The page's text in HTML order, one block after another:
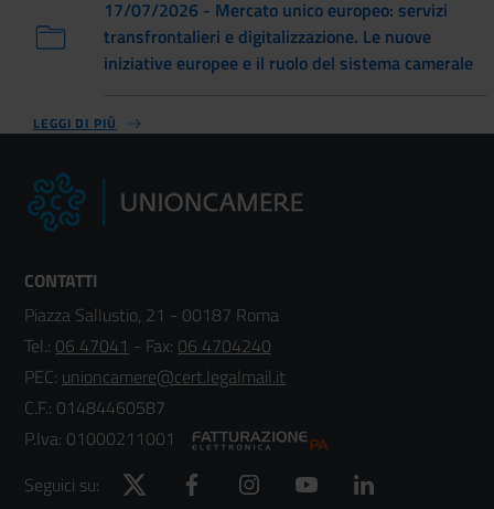
17/07/2026 - Mercato unico europeo: servizi
transfrontalieri e digitalizzazione. Le nuove
iniziative europee e il ruolo del sistema camerale
LEGGI DI PIÙ
CONTATTI
Piazza Sallustio, 21 - 00187 Roma
Tel.: 06 47041 - Fax: 06 4704240
PEC: unioncamere@cert.legalmail.it
C.F.: 01484460587
P.Iva: 01000211001
Seguici su:
Twitter Facebook Instagram YouTube